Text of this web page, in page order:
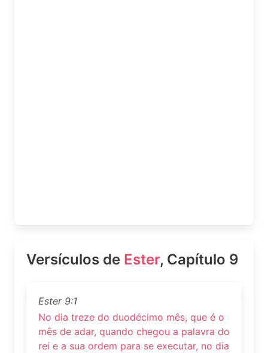
Versículos de Ester, Capítulo 9
Ester 9:1
No dia treze do duodécimo mês, que é o
mês de adar, quando chegou a palavra do
rei e a sua ordem para se executar, no dia